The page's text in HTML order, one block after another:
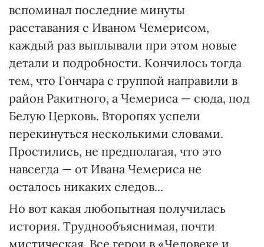
вспоминал последние минуты
расставания с Иваном Чемерисом,
каждый раз выплывали при этом новые
детали и подробности. Кончилось тогда
тем, что Гончара с группой направили в
район Ракитного, а Чемериса — сюда, под
Белую Церковь. Второпях успели
перекинуться несколькими словами.
Простились, не предполагая, что это
навсегда — от Ивана Чемериса не
осталось никаких следов...
Но вот какая любопытная получилась
история. Труднообъяснимая, почти
мистическая. Все герои в «Человеке и